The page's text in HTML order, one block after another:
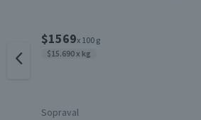
$1569x 100 g
$15.690 x kg
Sopraval